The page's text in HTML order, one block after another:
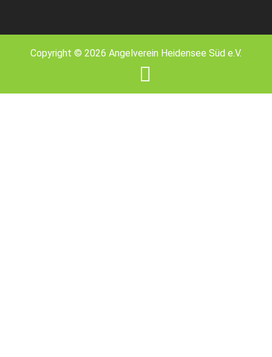
Copyright © 2026 Angelverein Heidensee Süd e.V.